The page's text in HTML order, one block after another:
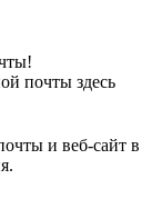
почты здесь
и веб-сайт в